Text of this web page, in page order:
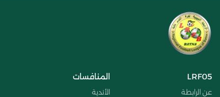
LRF05
عن الرابطة
المنافسات
الأندية